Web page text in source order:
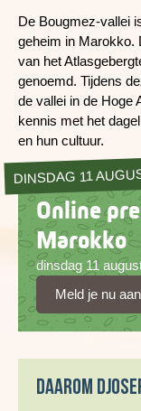
De Bougmez-vallei
geheim in Marokko.
van het
genoemd. Tijdens
de vallei in de Hoge
kennis met het
en hun cultuur.
DINSDAG 11
Online
Marokko
dinsdag 11
Meld je nu aan
Daarom